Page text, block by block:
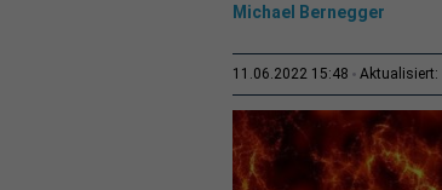
Michael Bernegger
11.06.2022 15:48 Aktualisiert: